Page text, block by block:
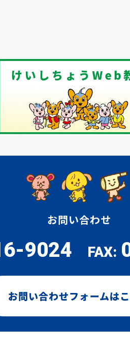
お問い合わせ
9024 FAX:
お問い合わせフォームは